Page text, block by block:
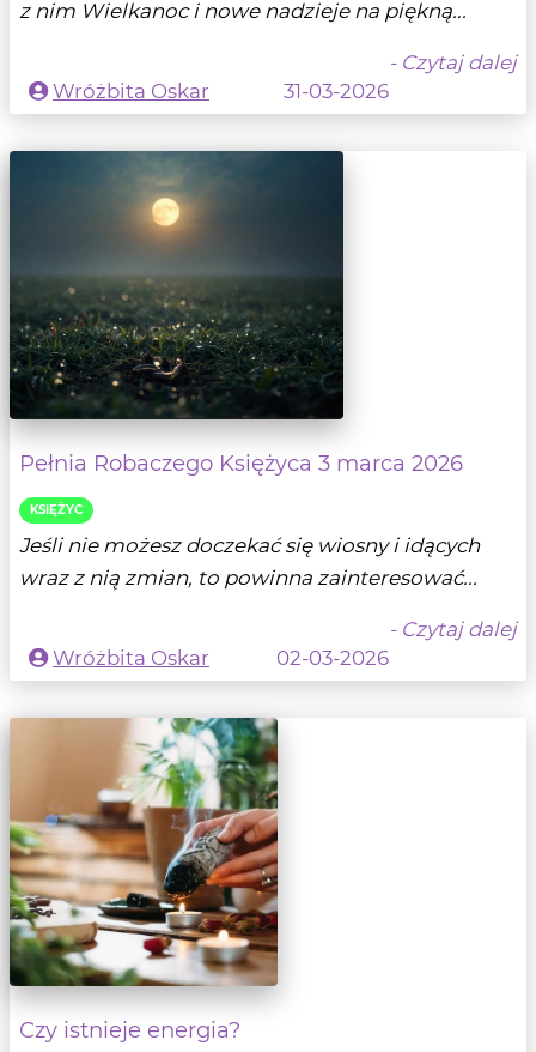
z nim Wielkanoc i nowe nadzieje na piękną...
- Czytaj dalej
Wróżbita Oskar
31-03-2026
Pełnia Robaczego Księżyca 3 marca 2026
KSIĘŻYC
Jeśli nie możesz doczekać się wiosny i idących
wraz z nią zmian, to powinna zainteresować...
- Czytaj dalej
Wróżbita Oskar
02-03-2026
Czy istnieje energia?